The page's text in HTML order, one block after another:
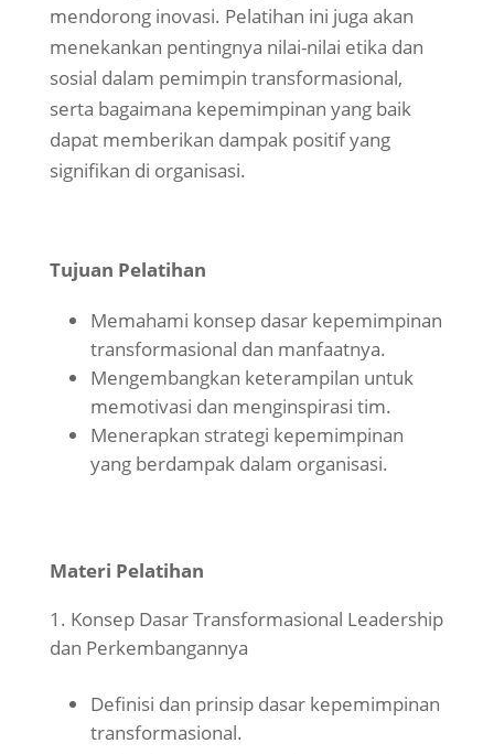
mendorong inovasi. Pelatihan ini juga akan
menekankan pentingnya nilai-nilai etika dan
sosial dalam pemimpin transformasional,
serta bagaimana kepemimpinan yang baik
dapat memberikan dampak positif yang
signifikan di organisasi.
Tujuan Pelatihan
Memahami konsep dasar kepemimpinan
transformasional dan manfaatnya.
Mengembangkan keterampilan untuk
memotivasi dan menginspirasi tim.
Menerapkan strategi kepemimpinan
yang berdampak dalam organisasi.
Materi Pelatihan
Konsep Dasar Transformasional Leadership
dan Perkembangannya
Definisi dan prinsip dasar kepemimpinan
transformasional.